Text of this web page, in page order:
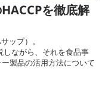
を徹底解
ップ）。
しながら、それを食品事
製品の活用方法について